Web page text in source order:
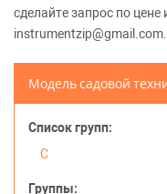
сделайте запрос по
Модель садовой
Список групп:
С
Группы: